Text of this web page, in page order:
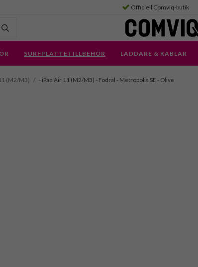
Officiell Comviq-butik
SURFPLATTETILLBEHÖR LADDARE & KABLAR
(M2/M3) / - iPad Air 11 (M2/M3) - Fodral - Metropolis SE - Olive